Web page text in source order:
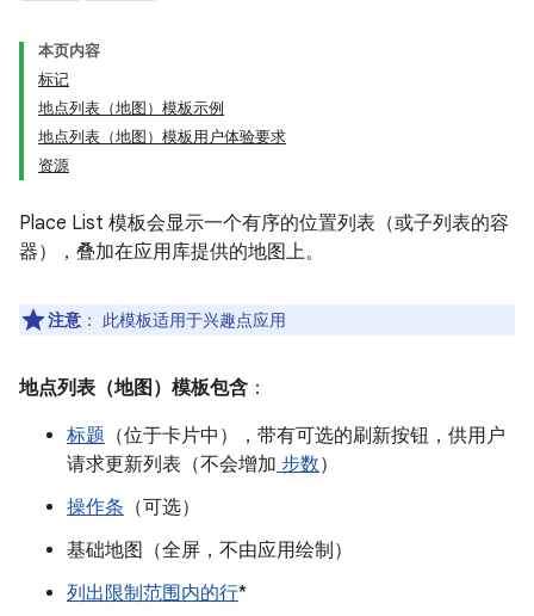
本页内容
标记
地点列表（地图）模板示例
地点列表（地图）模板用户体验要求
资源
Place List 模板会显示一个有序的位置列表（或子列表的容
器），叠加在应用库提供的地图上。
注意 ： 此模板适用于兴趣点应用
地点列表（地图）模板包含 ：
标题 （位于卡片中），带有可选的刷新按钮，供用户
请求更新列表（不会增加 步数）
操作条 （可选）
基础地图（全屏，不由应用绘制）
列出限制范围内的行*